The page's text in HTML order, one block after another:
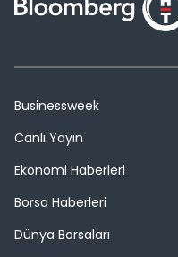
Businessweek
Canlı Yayın
Ekonomi Haberleri
Borsa Haberleri
Dünya Borsaları